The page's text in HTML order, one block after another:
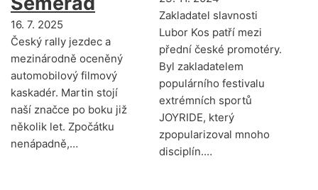
16. 7. 2025
Český rally jezdec a
mezinárodně oceněný
automobilový filmový
kaskadér. Martin stojí
naší značce po boku již
několik let. Zpočátku
nenápadně,…
Zakladatel slavnosti
Lubor Kos patří mezi
přední české promotéry.
Byl zakladatelem
populárního festivalu
extrémních sportů
JOYRIDE, který
zpopularizoval mnoho
disciplín.…